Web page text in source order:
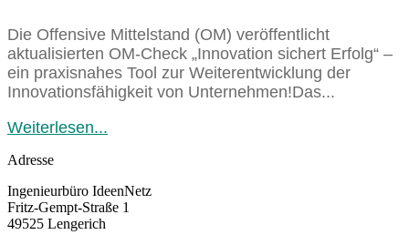
Die Offensive Mittelstand (OM) veröffentlicht
aktualisierten OM‑Check „Innovation sichert Erfolg“ –
ein praxisnahes Tool zur Weiterentwicklung der
Innovationsfähigkeit von Unternehmen!Das...
Weiterlesen...
Adresse
Ingenieurbüro IdeenNetz
Fritz-Gempt-Straße 1
49525 Lengerich